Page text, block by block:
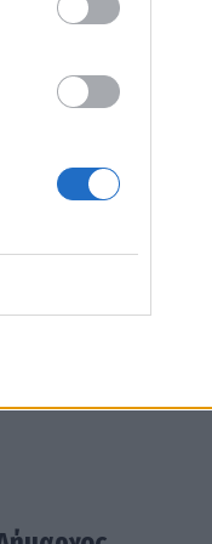
ρεαλιστικής
και
δεν